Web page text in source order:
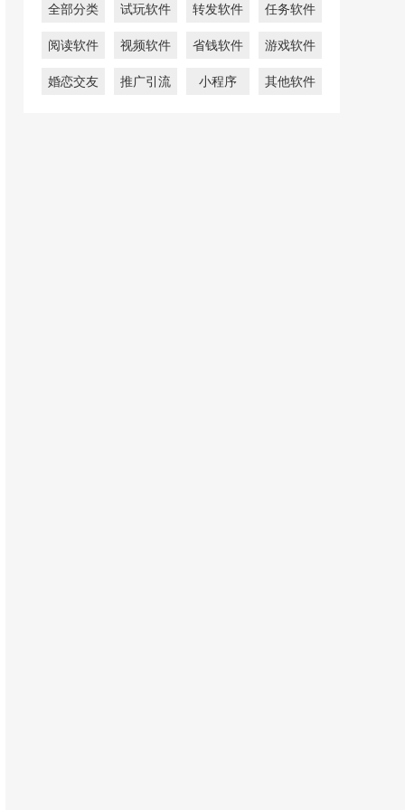
全部分类 试玩软件 转发软件 任务软件
阅读软件 视频软件 省钱软件 游戏软件
婚恋交友 推广引流 小程序 其他软件